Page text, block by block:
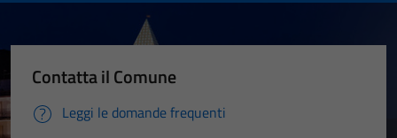
Contatta il Comune
Leggi le domande frequenti